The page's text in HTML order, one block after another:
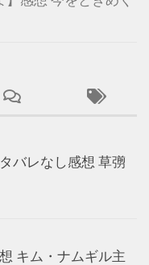
バレなし感想 草彅
キム・ナムギル主